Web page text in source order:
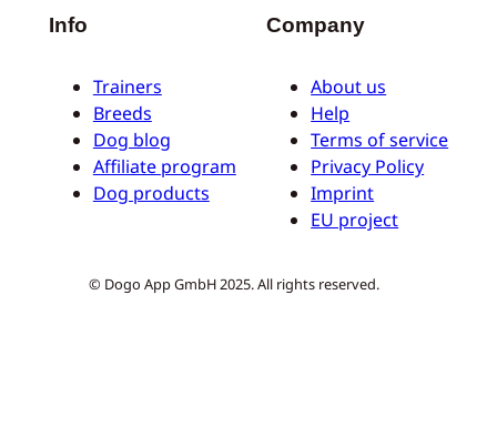
Info
Trainers
Breeds
Dog blog
Affiliate program
Dog products
Company
About us
Help
Terms of service
Privacy Policy
Imprint
EU project
© Dogo App GmbH 2025. All rights reserved.